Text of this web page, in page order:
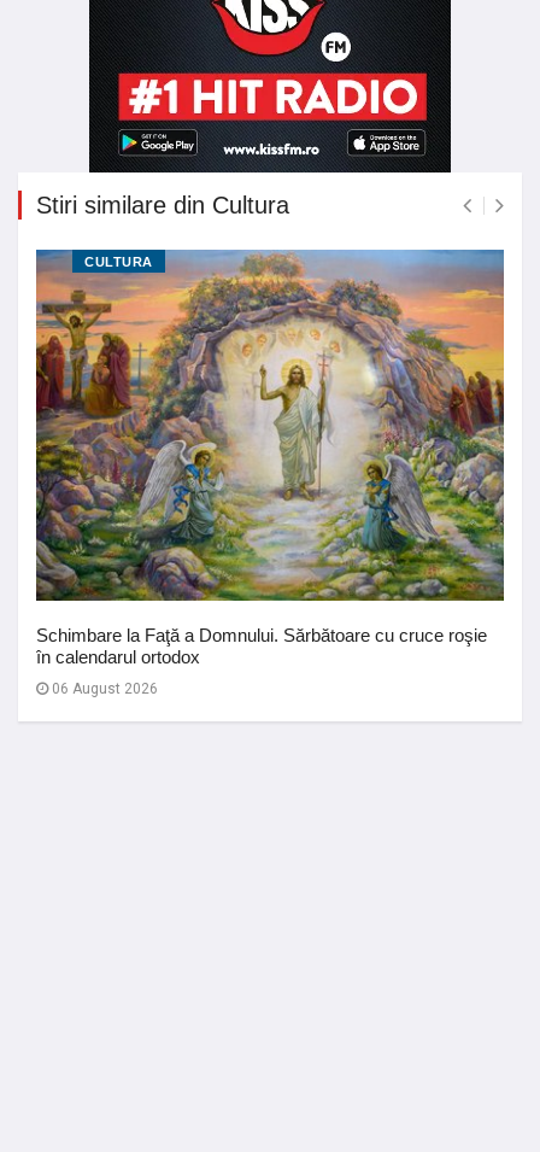
Stiri similare din Cultura
CULTURA
Schimbare la Faţă a Domnului. Sărbătoare cu cruce roşie
în calendarul ortodox
06 August 2026